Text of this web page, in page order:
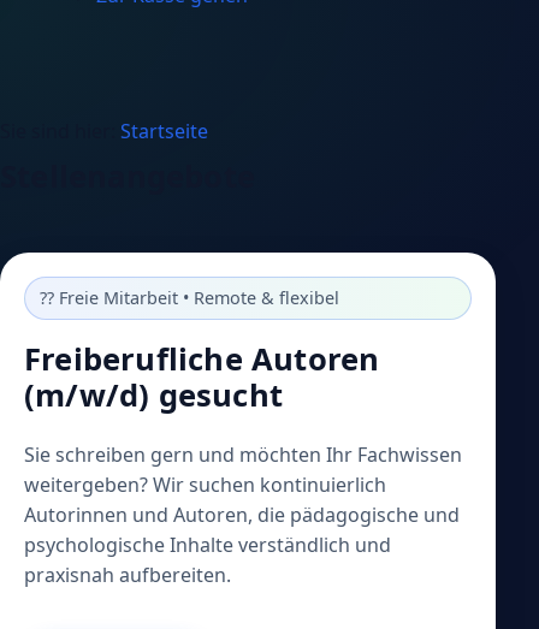
Startseite
?? Freie Mitarbeit • Remote & flexibel
Freiberufliche Autoren
(m/w/d) gesucht
Sie schreiben gern und möchten Ihr Fachwissen
weitergeben? Wir suchen kontinuierlich
Autorinnen und Autoren, die pädagogische und
psychologische Inhalte verständlich und
praxisnah aufbereiten.